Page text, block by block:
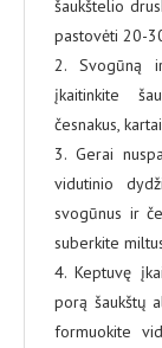
šaukštelio
pastovėti 20-
2. Svogūną
įkaitinkite
česnakus,
3. Gerai
vidutinio
svogūnus ir
suberkite
4. Keptuvę
porą šaukštų
formuokite